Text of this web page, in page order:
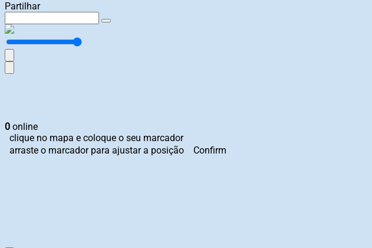
Partilhar
0 online
clique no mapa e coloque o seu marcador
arraste o marcador para ajustar a posição
Confirm